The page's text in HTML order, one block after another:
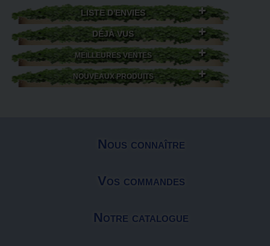
LISTE D'ENVIES
DÉJÀ VUS
MEILLEURES VENTES
NOUVEAUX PRODUITS
Nous connaître
Vos commandes
Notre catalogue